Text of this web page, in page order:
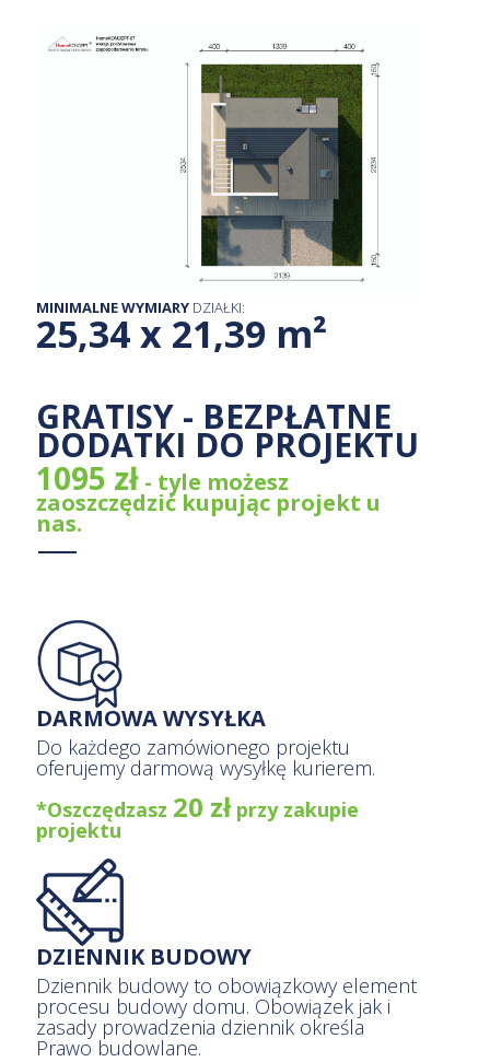
MINIMALNE WYMIARY DZIAŁKI:
25,34 x 21,39 m²
GRATISY - BEZPŁATNE
DODATKI DO PROJEKTU
1095 zł - tyle możesz
zaoszczędzić kupując projekt u
nas.
DARMOWA WYSYŁKA
Do każdego zamówionego projektu
oferujemy darmową wysyłkę kurierem.
*Oszczędzasz 20 złprzy zakupie
projektu
DZIENNIK BUDOWY
Dziennik budowy to obowiązkowy element
procesu budowy domu. Obowiązek jak i
zasady prowadzenia dziennik określa
Prawo budowlane.